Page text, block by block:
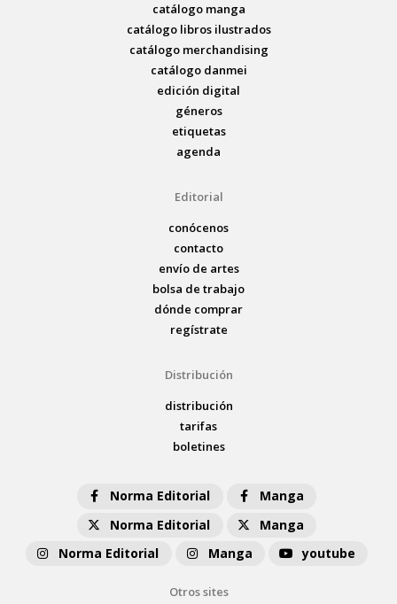
catálogo manga
catálogo libros ilustrados
catálogo merchandising
catálogo danmei
edición digital
géneros
etiquetas
agenda
Editorial
conócenos
contacto
envío de artes
bolsa de trabajo
dónde comprar
regístrate
Distribución
distribución
tarifas
boletines
Norma Editorial
Manga
Norma Editorial
Manga
Norma Editorial
Manga youtube
Otros sites